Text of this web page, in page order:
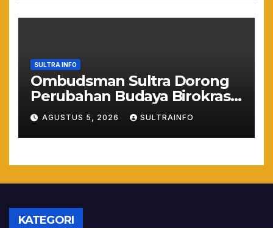
SULTRA INFO
Ombudsman Sultra Dorong
Perubahan Budaya Birokrasi
Lewat Penilaian
Maladministrasi 2026
AGUSTUS 5, 2026 SULTRAINFO
KATEGORI